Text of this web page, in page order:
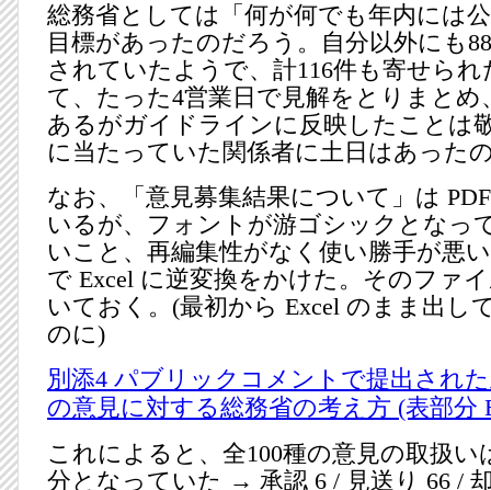
総務省としては「何が何でも年内には
目標があったのだろう。自分以外にも
されていたようで、計116件も寄せら
て、たった4営業日で見解をとりまとめ
あるがガイドラインに反映したことは
に当たっていた関係者に土日はあった
なお、「意見募集結果について」は
いるが、フォントが游ゴシックとなっ
いこと、再編集性がなく使い勝手が悪
で Excel に逆変換をかけた。そのファ
いておく。(最初から Excel のまま出し
のに)
別添4 パブリックコメントで提出され
の意見に対する総務省の考え方 (表部分
これによると、全100種の意見の取扱い
分となっていた → 承認 6 / 見送り 66 /